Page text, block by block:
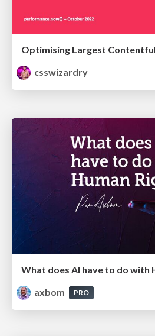
Optimising Largest
csswizardry
What does AI have to do with
axbom
PRO